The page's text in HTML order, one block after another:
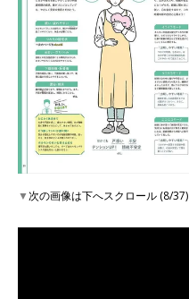
▼次の画像は下へスクロール (8/37)